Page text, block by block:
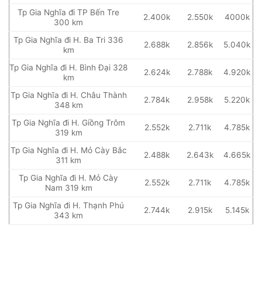
Tp Gia Nghĩa đi TP Bến Tre
300 km
2.400k 2.550k 4000k
Tp Gia Nghĩa đi H. Ba Tri 336
km
2.688k 2.856k 5.040k
Tp Gia Nghĩa đi H. Bình Đại 328
km
2.624k 2.788k 4.920k
Tp Gia Nghĩa đi H. Châu Thành
348 km
2.784k 2.958k 5.220k
Tp Gia Nghĩa đi H. Giồng Trôm
319 km
2.552k 2.711k 4.785k
Tp Gia Nghĩa đi H. Mỏ Cày Bắc
311 km
2.488k 2.643k 4.665k
Tp Gia Nghĩa đi H. Mỏ Cày
Nam 319 km
2.552k 2.711k 4.785k
Tp Gia Nghĩa đi H. Thạnh Phú
343 km
2.744k 2.915k 5.145k